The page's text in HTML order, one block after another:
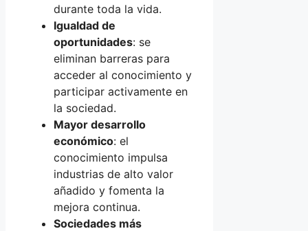
durante toda la vida.
Igualdad de
oportunidades: se
eliminan barreras para
acceder al conocimiento y
participar activamente en
la sociedad.
Mayor desarrollo
económico: el
conocimiento impulsa
industrias de alto valor
añadido y fomenta la
mejora continua.
Sociedades más